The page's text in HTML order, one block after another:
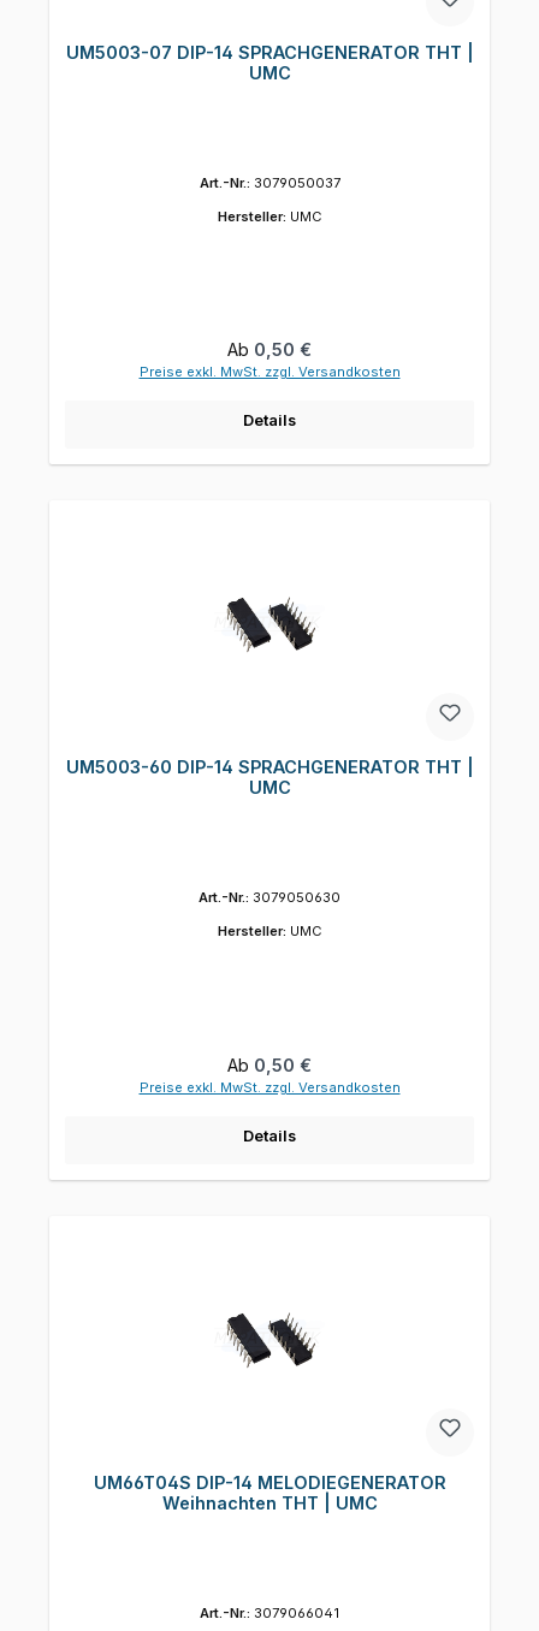
UM5003-07 DIP-14 SPRACHGENERATOR THT |
UMC
Art.-Nr.: 3079050037
Hersteller: UMC
Regulärer Preis:
Ab 0,50 €
Preise exkl. MwSt. zzgl. Versandkosten
Details
UM5003-60 DIP-14 SPRACHGENERATOR THT |
UMC
Art.-Nr.: 3079050630
Hersteller: UMC
Regulärer Preis:
Ab 0,50 €
Preise exkl. MwSt. zzgl. Versandkosten
Details
UM66T04S DIP-14 MELODIEGENERATOR
Weihnachten THT | UMC
Art.-Nr.: 3079066041